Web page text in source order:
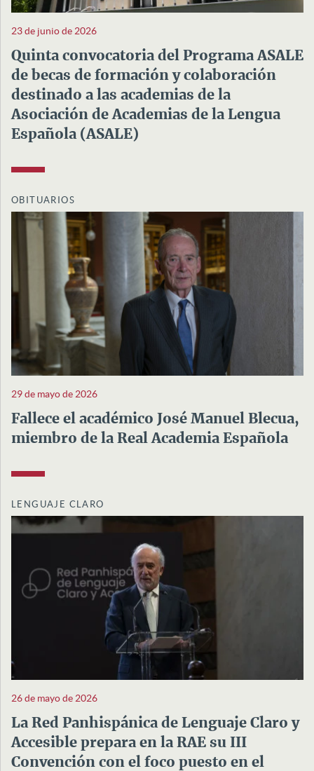
23 de junio de 2026
Quinta convocatoria del Programa ASALE
de becas de formación y colaboración
destinado a las academias de la
Asociación de Academias de la Lengua
Española (ASALE)
OBITUARIOS
29 de mayo de 2026
Fallece el académico José Manuel Blecua,
miembro de la Real Academia Española
LENGUAJE CLARO
26 de mayo de 2026
La Red Panhispánica de Lenguaje Claro y
Accesible prepara en la RAE su III
Convención con el foco puesto en el